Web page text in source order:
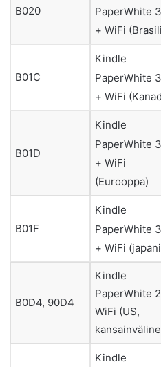
B020
PaperWhite
+ WiFi
B01C
Kindle
PaperWhite
+ WiFi
B01D
Kindle
PaperWhite
+ WiFi
(Eurooppa)
B01F
Kindle
PaperWhite
+ WiFi
B0D4, 90D4
Kindle
PaperWhite 2
WiFi (US,
Kindle